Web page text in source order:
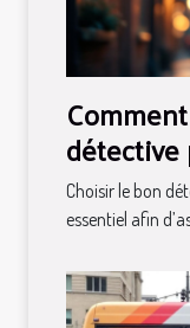
détective
privées ?
Choisir le bon
essentiel afin